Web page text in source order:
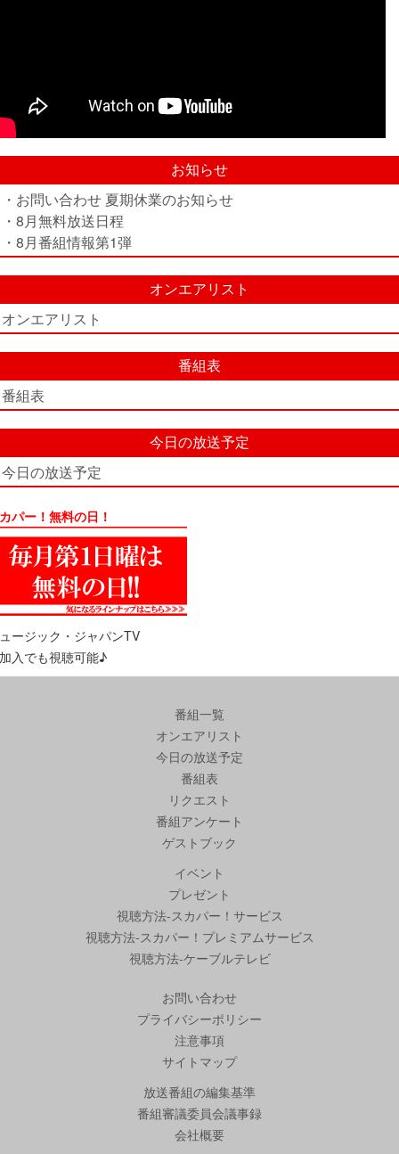
お知らせ
・お問い合わせ 夏期休業のお知らせ
・8月無料放送日程
・8月番組情報第1弾
オンエアリスト
オンエアリスト
番組表
番組表
今日の放送予定
今日の放送予定
パー！無料の日！
ージック・ジャパンTV
入でも視聴可能♪
番組一覧
オンエアリスト
今日の放送予定
番組表
リクエスト
番組アンケート
ゲストブック
イベント
プレゼント
視聴方法-スカパー！サービス
視聴方法-スカパー！プレミアムサービス
視聴方法-ケーブルテレビ
お問い合わせ
プライバシーポリシー
注意事項
サイトマップ
放送番組の編集基準
番組審議委員会議事録
会社概要